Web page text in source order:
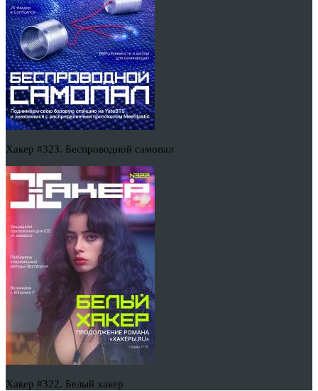
Хакер #323. Беспроводной самопал
Хакер #322. Белый хакер